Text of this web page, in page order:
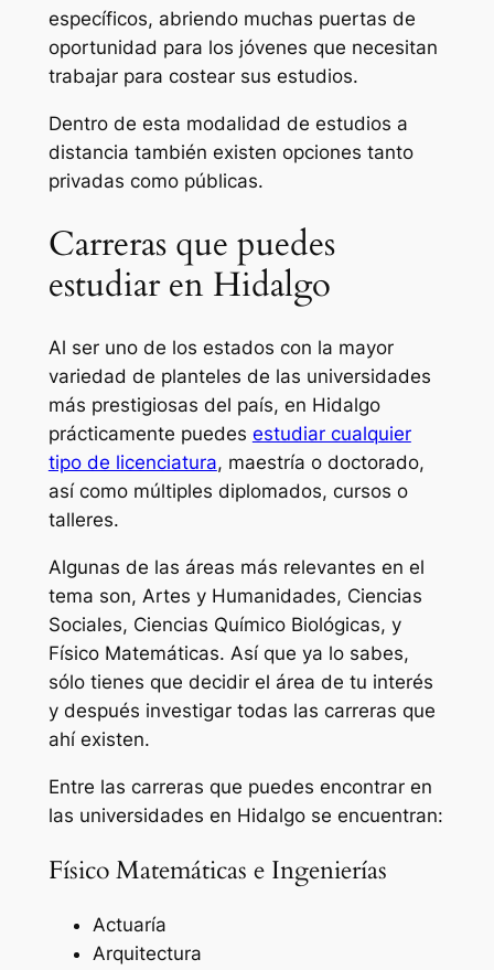
específicos, abriendo muchas puertas de
oportunidad para los jóvenes que necesitan
trabajar para costear sus estudios.
Dentro de esta modalidad de estudios a
distancia también existen opciones tanto
privadas como públicas.
Carreras que puedes
estudiar en Hidalgo
Al ser uno de los estados con la mayor
variedad de planteles de las universidades
más prestigiosas del país, en Hidalgo
prácticamente puedes estudiar cualquier
tipo de licenciatura, maestría o doctorado,
así como múltiples diplomados, cursos o
talleres.
Algunas de las áreas más relevantes en el
tema son, Artes y Humanidades, Ciencias
Sociales, Ciencias Químico Biológicas, y
Físico Matemáticas. Así que ya lo sabes,
sólo tienes que decidir el área de tu interés
y después investigar todas las carreras que
ahí existen.
Entre las carreras que puedes encontrar en
las universidades en Hidalgo se encuentran:
Físico Matemáticas e Ingenierías
Actuaría
Arquitectura